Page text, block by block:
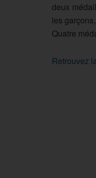
deux
les
Quatre
Retrouvez